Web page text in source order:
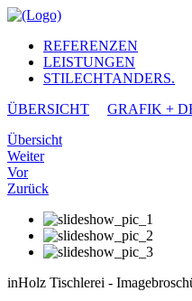
REFERENZEN
LEISTUNGEN
STILECHTANDERS.
ÜBERSICHT
GRAFIK +
Übersicht
Weiter
Vor
Zurück
inHolz Tischlerei -